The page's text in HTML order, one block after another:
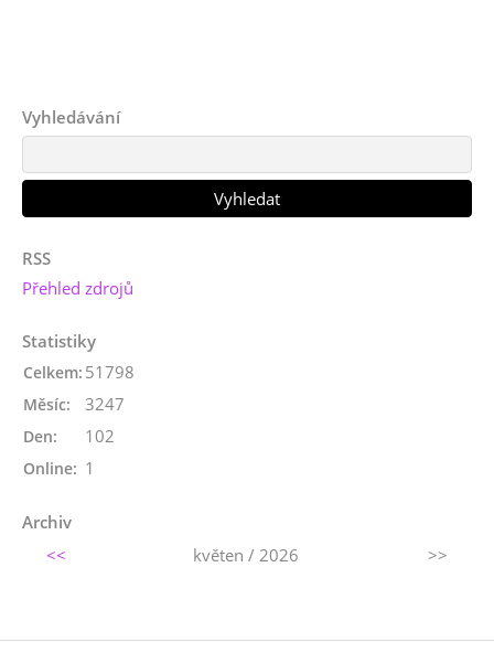
Vyhledávání
RSS
Přehled zdrojů
Statistiky
Online: 1
Celkem: 51798
Měsíc: 3247
Den: 102
Archiv
<<
květen / 2026 >>